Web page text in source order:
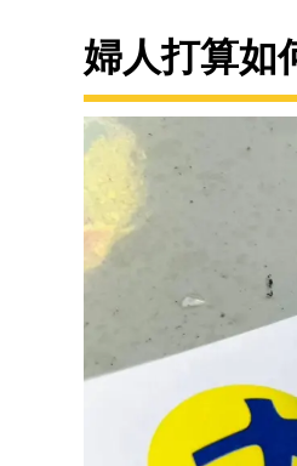
婦人打算如